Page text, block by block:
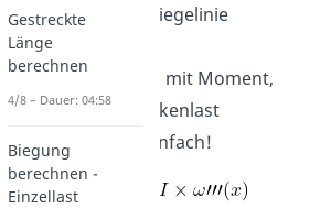
Nun kannst du die Biegelinie
bestimmen.
Wie hängt diese nun mit Moment,
Querkraft und Streckenlast
zusammen? Ganz einfach!
Gestreckte
Länge
berechnen
4/8 – Dauer: 04:58
Biegung
berechnen -
Einzellast